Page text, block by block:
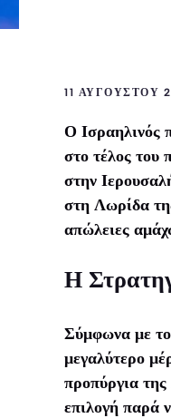
11 ΑΥΓΟΎΣΤΟΥ
Ο Ισραηλινός
στο τέλος του
στην
στη Λωρίδα
απώλειες
Η
Σύμφωνα με το
μεγαλύτερο
προπύργια
επιλογή παρά